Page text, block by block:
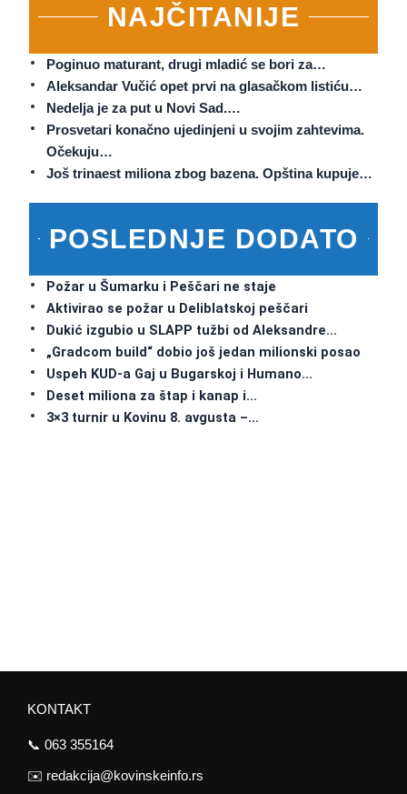
NAJČITANIJE
Poginuo maturant, drugi mladić se bori za…
Aleksandar Vučić opet prvi na glasačkom listiću…
Nedelja je za put u Novi Sad.…
Prosvetari konačno ujedinjeni u svojim zahtevima.
Očekuju…
Još trinaest miliona zbog bazena. Opština kupuje…
POSLEDNJE DODATO
Požar u Šumarku i Peščari ne staje
Aktivirao se požar u Deliblatskoj peščari
Dukić izgubio u SLAPP tužbi od Aleksandre…
„Gradcom build“ dobio još jedan milionski posao
Uspeh KUD-a Gaj u Bugarskoj i Humano…
Deset miliona za štap i kanap i…
3×3 turnir u Kovinu 8. avgusta –…
KONTAKT
📞 063 355164
✉️ redakcija@kovinskeinfo.rs